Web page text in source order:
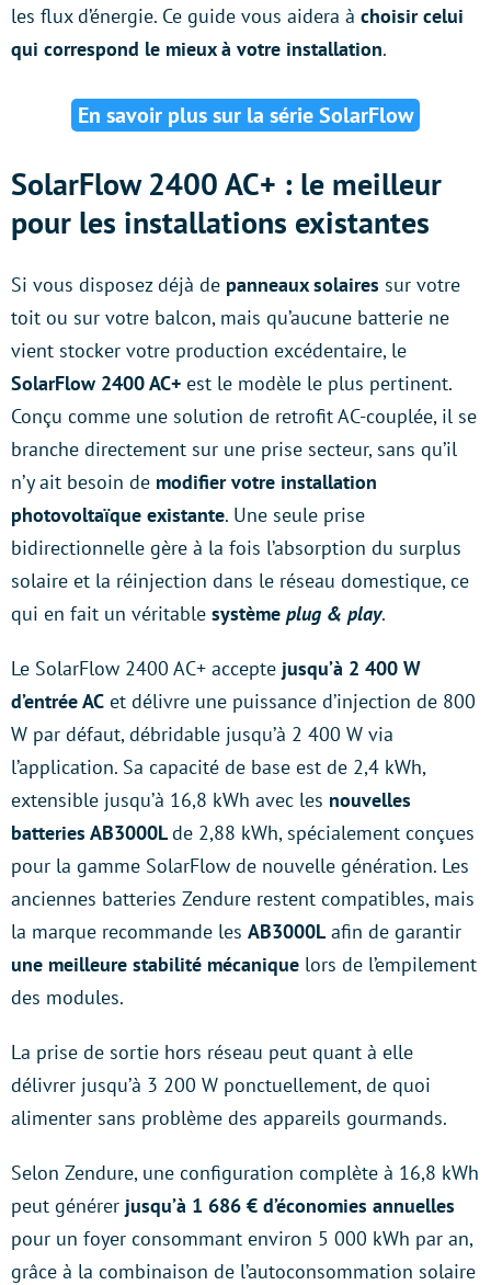
les flux d’énergie. Ce guide vous aidera à choisir celui
qui correspond le mieux à votre installation.
En savoir plus sur la série SolarFlow
SolarFlow 2400 AC+ : le meilleur
pour les installations existantes
Si vous disposez déjà de panneaux solaires sur votre
toit ou sur votre balcon, mais qu’aucune batterie ne
vient stocker votre production excédentaire, le
SolarFlow 2400 AC+ est le modèle le plus pertinent.
Conçu comme une solution de retrofit AC-couplée, il se
branche directement sur une prise secteur, sans qu’il
n’y ait besoin de modifier votre installation
photovoltaïque existante. Une seule prise
bidirectionnelle gère à la fois l’absorption du surplus
solaire et la réinjection dans le réseau domestique, ce
qui en fait un véritable système plug & play.
Le SolarFlow 2400 AC+ accepte jusqu’à 2 400 W
d’entrée AC et délivre une puissance d’injection de 800
W par défaut, débridable jusqu’à 2 400 W via
l’application. Sa capacité de base est de 2,4 kWh,
extensible jusqu’à 16,8 kWh avec les nouvelles
batteries AB3000Lde 2,88 kWh, spécialement conçues
pour la gamme SolarFlow de nouvelle génération. Les
anciennes batteries Zendure restent compatibles, mais
la marque recommande les AB3000L afin de garantir
une meilleure stabilité mécanique lors de l’empilement
des modules.
La prise de sortie hors réseau peut quant à elle
délivrer jusqu’à 3 200 W ponctuellement, de quoi
alimenter sans problème des appareils gourmands.
Selon Zendure, une configuration complète à 16,8 kWh
peut générer jusqu’à 1 686 € d’économies annuelles
pour un foyer consommant environ 5 000 kWh par an,
grâce à la combinaison de l’autoconsommation solaire